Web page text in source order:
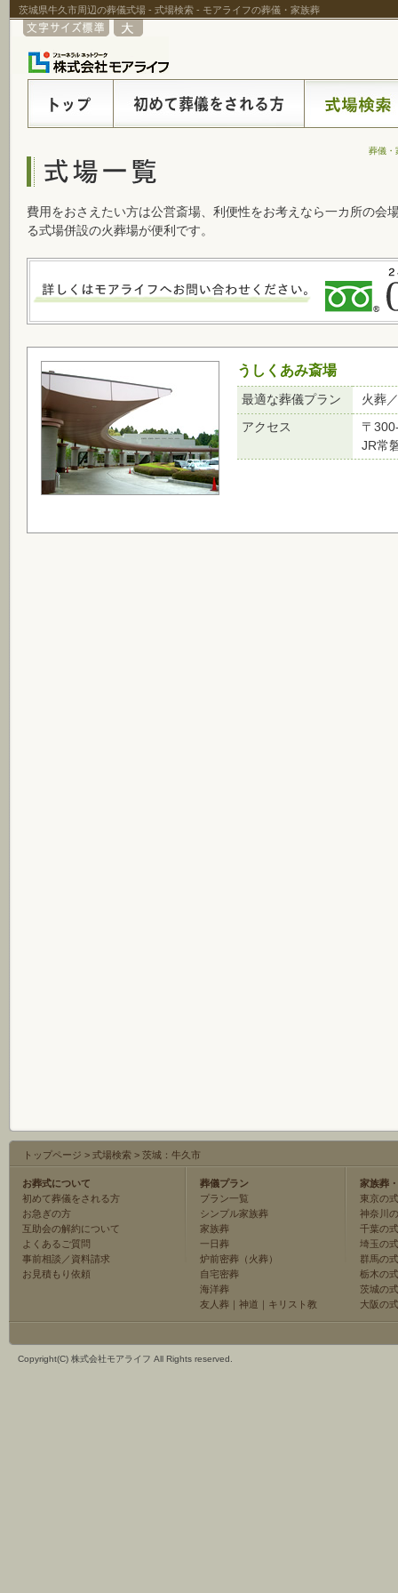
茨城県牛久市周辺の葬儀式場 - 式場検索 - モアライフの葬儀・家族葬
葬儀・
費用をおさえたい方は公営斎場、利便性をお考えなら一カ所の会
る式場併設の火葬場が便利です。
うしくあみ斎場
最適な葬儀プラン
火葬
アクセス
〒
JR常
トップページ > 式場検索 > 茨城：牛久市
お葬式について
初めて葬儀をされる方
お急ぎの方
互助会の解約について
よくあるご質問
事前相談／資料請求
お見積もり依頼
葬儀プラン
プラン一覧
シンプル家族葬
家族葬
一日葬
炉前密葬（火葬）
自宅密葬
海洋葬
友人葬 ｜ 神道 ｜ キリスト教
家族葬
東京の
神奈川
千葉の
埼玉の
群馬の
栃木の
茨城の
大阪の
Copyright(C) 株式会社モアライフ All Rights reserved.